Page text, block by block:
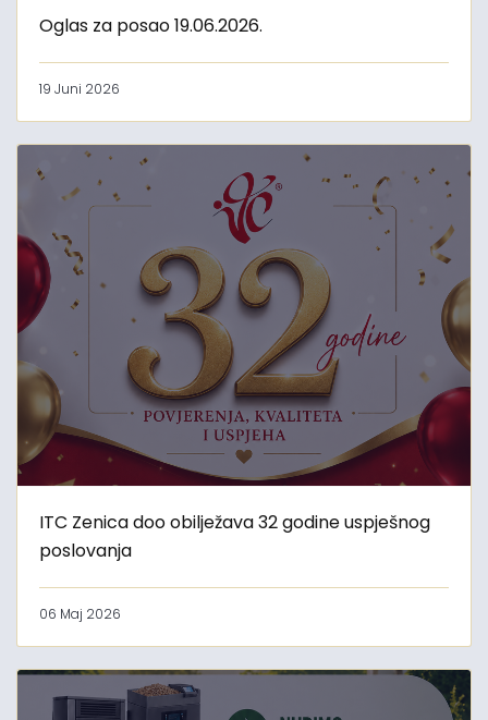
Oglas za posao 19.06.2026.
19 Juni 2026
ITC Zenica doo obilježava 32 godine uspješnog
poslovanja
06 Maj 2026